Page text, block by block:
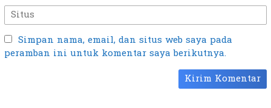
Simpan nama, email, dan situs web saya pada
peramban ini untuk komentar saya berikutnya.